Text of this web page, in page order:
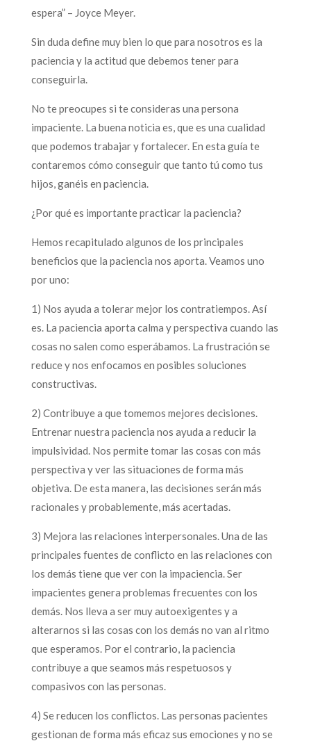
espera” – Joyce Meyer.
Sin duda define muy bien lo que para nosotros es la
paciencia y la actitud que debemos tener para
conseguirla.
No te preocupes si te consideras una persona
impaciente. La buena noticia es, que es una cualidad
que podemos trabajar y fortalecer. En esta guía te
contaremos cómo conseguir que tanto tú como tus
hijos, ganéis en paciencia.
¿Por qué es importante practicar la paciencia?
Hemos recapitulado algunos de los principales
beneficios que la paciencia nos aporta. Veamos uno
por uno:
1) Nos ayuda a tolerar mejor los contratiempos. Así
es. La paciencia aporta calma y perspectiva cuando las
cosas no salen como esperábamos. La frustración se
reduce y nos enfocamos en posibles soluciones
constructivas.
2) Contribuye a que tomemos mejores decisiones.
Entrenar nuestra paciencia nos ayuda a reducir la
impulsividad. Nos permite tomar las cosas con más
perspectiva y ver las situaciones de forma más
objetiva. De esta manera, las decisiones serán más
racionales y probablemente, más acertadas.
3) Mejora las relaciones interpersonales. Una de las
principales fuentes de conflicto en las relaciones con
los demás tiene que ver con la impaciencia. Ser
impacientes genera problemas frecuentes con los
demás. Nos lleva a ser muy autoexigentes y a
alterarnos si las cosas con los demás no van al ritmo
que esperamos. Por el contrario, la paciencia
contribuye a que seamos más respetuosos y
compasivos con las personas.
4) Se reducen los conflictos. Las personas pacientes
gestionan de forma más eficaz sus emociones y no se